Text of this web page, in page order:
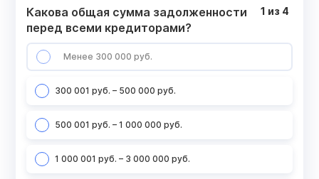
Какова общая сумма задолженности
перед всеми кредиторами?
Менее 300 000 руб.
300 001 руб. – 500 000 руб.
500 001 руб. – 1 000 000 руб.
1 000 001 руб. – 3 000 000 руб.
1 из 4